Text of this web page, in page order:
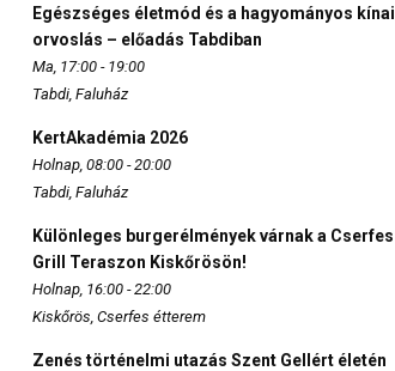
Egészséges életmód és a hagyományos kínai
orvoslás – előadás Tabdiban
Ma, 17:00 - 19:00
Tabdi, Faluház
KertAkadémia 2026
Holnap, 08:00 - 20:00
Tabdi, Faluház
Különleges burgerélmények várnak a Cserfes
Grill Teraszon Kiskőrösön!
Holnap, 16:00 - 22:00
Kiskőrös, Cserfes étterem
Zenés történelmi utazás Szent Gellért életén